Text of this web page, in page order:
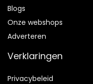
Blogs
Onze webshops
Adverteren
Verklaringen
Privacybeleid